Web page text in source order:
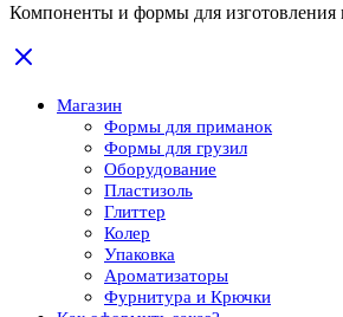
Компоненты и формы для изготовления
Магазин
Формы для приманок
Формы для грузил
Оборудование
Пластизоль
Глиттер
Колер
Упаковка
Ароматизаторы
Фурнитура и Крючки